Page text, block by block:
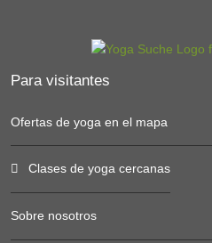
Para visitantes
Ofertas de yoga en el mapa
Clases de yoga cercanas
Sobre nosotros